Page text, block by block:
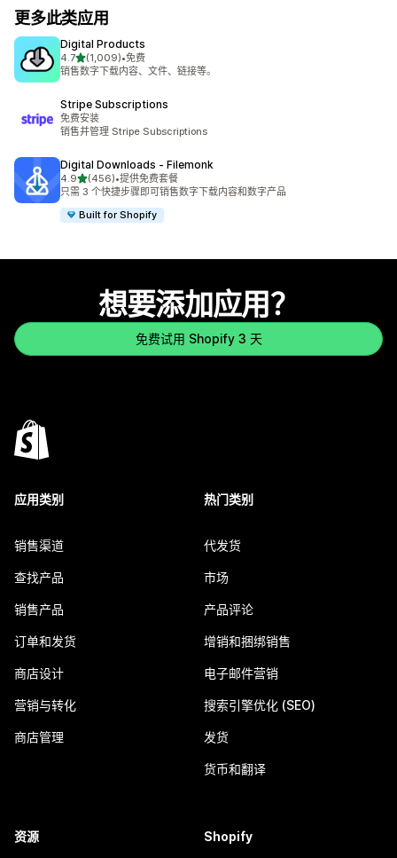
更多此类应用
Digital Products
4.7星（满分 5 星）
(1,009)
总共 1009 条评论
•免费
销售数字下载内容、文件、链接等。
Stripe Subscriptions
免费安装
销售并管理 Stripe Subscriptions
Digital Downloads ‑ Filemonk
4.9星（满分 5 星）
(456)
总共 456 条评论
•提供免费套餐
只需 3 个快捷步骤即可销售数字下载内容和数字产品
Built for Shopify
想要添加应用？
免费试用 Shopify 3 天
应用类别
销售渠道
查找产品
销售产品
订单和发货
商店设计
营销与转化
商店管理
热门类别
代发货
市场
产品评论
增销和捆绑销售
电子邮件营销
搜索引擎优化 (SEO)
发货
货币和翻译
资源 Shopify